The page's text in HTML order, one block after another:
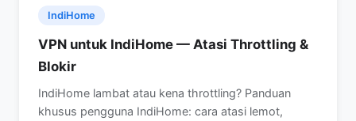
IndiHome
VPN untuk IndiHome — Atasi Throttling &
Blokir
IndiHome lambat atau kena throttling? Panduan
khusus pengguna IndiHome: cara atasi lemot,